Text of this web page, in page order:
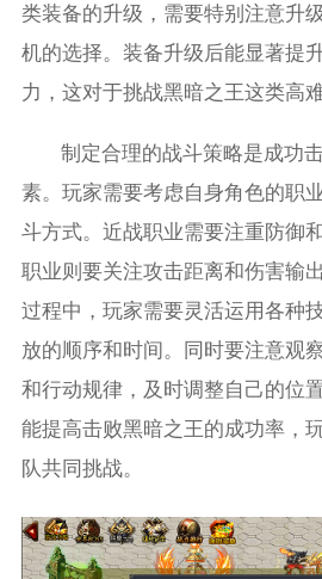
类装备的升级，需要特别注意升
机的选择。装备升级后能显著提
力，这对于挑战黑暗之王这类高
制定合理的战斗策略是成功
素。玩家需要考虑自身角色的职
斗方式。近战职业需要注重防御
职业则要关注攻击距离和伤害输
过程中，玩家需要灵活运用各种
放的顺序和时间。同时要注意观
和行动规律，及时调整自己的位
能提高击败黑暗之王的成功率，
队共同挑战。